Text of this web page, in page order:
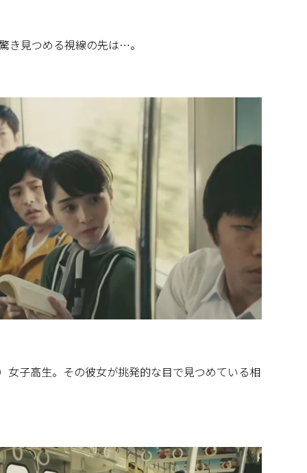
き見つめる視線の先は…。
女子高生。その彼女が挑発的な目で見つめている相